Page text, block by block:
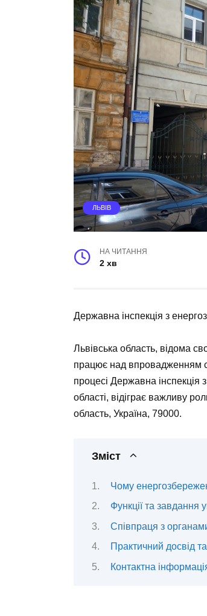
ЛЬВІВ
НА ЧИТАННЯ
2 хв
Державна інспекція з
Львівська область, відома
працює над впровадженням
процесі Державна інспекція
області, відіграє важливу
область, Україна, 79000.
Зміст
Чому
Функції та завдання
Співпраця з
Практичний досвід та
Контактна